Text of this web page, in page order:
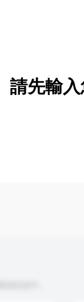
請先輸入